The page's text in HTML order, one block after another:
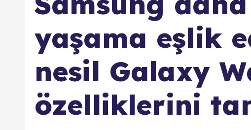
yaşama eşlik
nesil Galaxy
özelliklerini